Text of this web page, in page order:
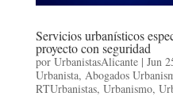
Servicios urbanísticos
proyecto con seguridad
porUrbanistasAlicante| Jun
Urbanista, Abogados
RTUrbanistas, Urbanismo,